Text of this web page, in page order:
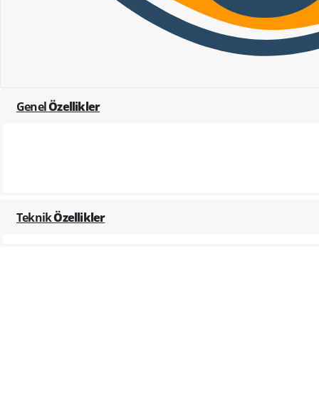
GenelÖzellikler
TeknikÖzellikler